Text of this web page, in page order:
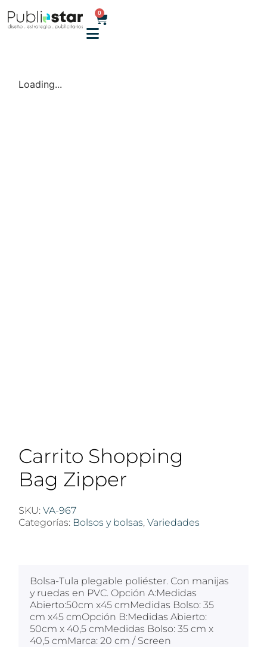
0
Loading...
Carrito Shopping
Bag Zipper
SKU: VA-967
Categorías: Bolsos y bolsas, Variedades
Bolsa-Tula plegable poliéster. Con manijas
y ruedas en PVC. Opción A:Medidas
Abierto:50cm x45 cmMedidas Bolso: 35
cm x45 cmOpción B:Medidas Abierto:
50cm x 40,5 cmMedidas Bolso: 35 cm x
40,5 cmMarca: 20 cm / Screen